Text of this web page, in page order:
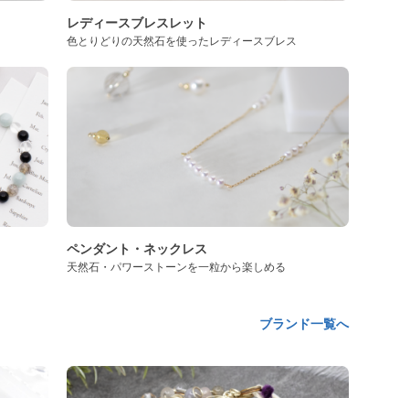
レディースブレスレット
色とりどりの天然石を使ったレディースブレス
ペンダント・ネックレス
天然石・パワーストーンを一粒から楽しめる
ブランド一覧へ